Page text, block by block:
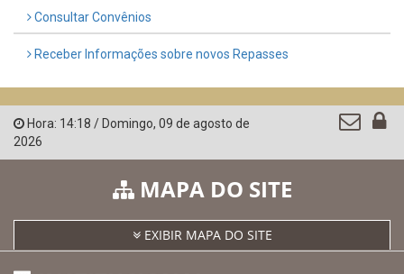
QEdu
Consultar Convênios